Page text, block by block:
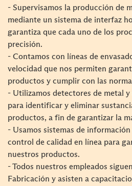
- Supervisamos la producción de
mediante un sistema de interfaz
garantiza que cada uno de los
precisión.
- Contamos con líneas de
velocidad que nos permiten
productos y cumplir con las
- Utilizamos detectores de metal y
para identificar y eliminar
productos, a fin de garantizar la
- Usamos sistemas de
control de calidad en línea para
nuestros productos.
- Todos nuestros empleados
Fabricación y asisten a